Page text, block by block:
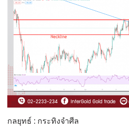
กลยุทธ์ : กระทิงจำศีล